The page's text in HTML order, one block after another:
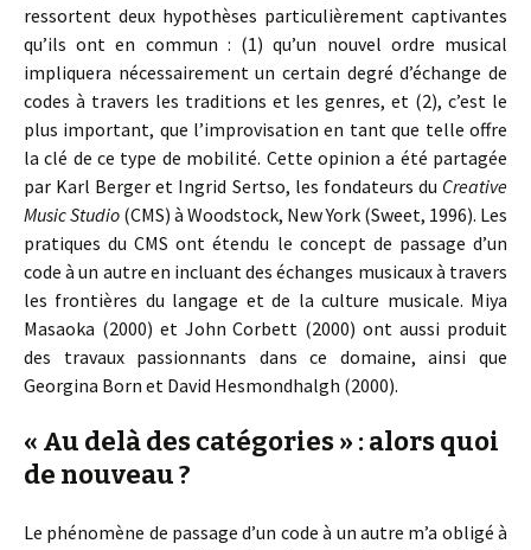
ressortent deux hypothèses particulièrement captivantes
qu’ils ont en commun : (1) qu’un nouvel ordre musical
impliquera nécessairement un certain degré d’échange de
codes à travers les traditions et les genres, et (2), c’est le
plus important, que l’improvisation en tant que telle offre
la clé de ce type de mobilité. Cette opinion a été partagée
par Karl Berger et Ingrid Sertso, les fondateurs du Creative
Music Studio (CMS) à Woodstock, New York (Sweet, 1996). Les
pratiques du CMS ont étendu le concept de passage d’un
code à un autre en incluant des échanges musicaux à travers
les frontières du langage et de la culture musicale. Miya
Masaoka (2000) et John Corbett (2000) ont aussi produit
des travaux passionnants dans ce domaine, ainsi que
Georgina Born et David Hesmondhalgh (2000).
« Au delà des catégories » : alors quoi
de nouveau ?
Le phénomène de passage d’un code à un autre m’a obligé à